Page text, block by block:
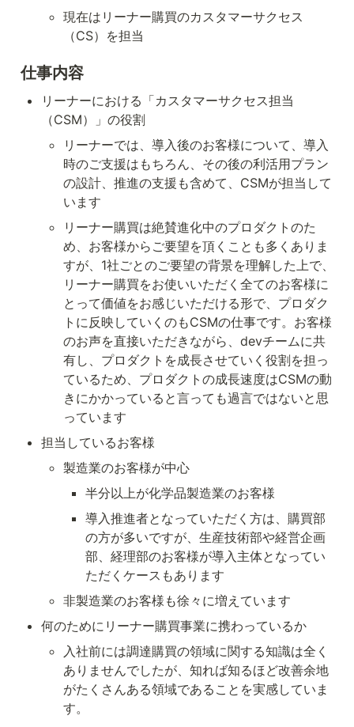
現在はリーナー購買のカスタマーサクセス
（CS）を担当
仕事内容
リーナーにおける「カスタマーサクセス担当
（CSM）」の役割
リーナーでは、導入後のお客様について、導入
時のご支援はもちろん、その後の利活用プラン
の設計、推進の支援も含めて、CSMが担当して
います
リーナー購買は絶賛進化中のプロダクトのた
め、お客様からご要望を頂くことも多くありま
すが、1社ごとのご要望の背景を理解した上で、
リーナー購買をお使いいただく全てのお客様に
とって価値をお感じいただける形で、プロダク
トに反映していくのもCSMの仕事です。お客様
のお声を直接いただきながら、devチームに共
有し、プロダクトを成長させていく役割を担っ
ているため、プロダクトの成長速度はCSMの動
きにかかっていると言っても過言ではないと思
っています
担当しているお客様
製造業のお客様が中心
半分以上が化学品製造業のお客様
導入推進者となっていただく方は、購買部
の方が多いですが、生産技術部や経営企画
部、経理部のお客様が導入主体となってい
ただくケースもあります
非製造業のお客様も徐々に増えています
何のためにリーナー購買事業に携わっているか
入社前には調達購買の領域に関する知識は全く
ありませんでしたが、知れば知るほど改善余地
がたくさんある領域であることを実感していま
す。